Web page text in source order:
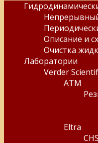
Описание и
Очистка
Лаборатории
Verder
ATM
Eltra
CHS